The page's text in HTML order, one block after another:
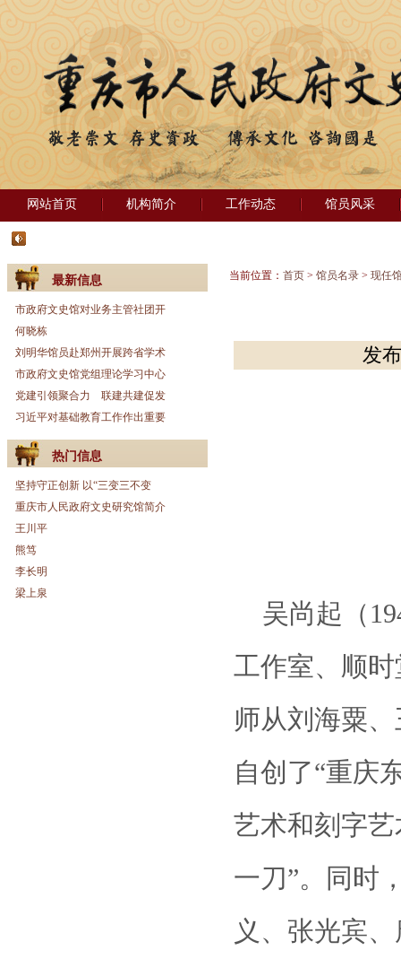
网站首页 机构简介 工作动态 馆员风采
最新信息
市政府文史馆对业务主管社团开
何晓栋
刘明华馆员赴郑州开展跨省学术
市政府文史馆党组理论学习中心
党建引领聚合力 联建共建促发
习近平对基础教育工作作出重要
热门信息
坚持守正创新 以“三变三不变
重庆市人民政府文史研究馆简介
王川平
熊笃
李长明
梁上泉
当前位置： 首页 > 馆员名录 > 现任
发
吴尚起（
工作室、顺
师从刘海粟
自创了“重庆
艺术和刻字
一刀”。同时
义、张光宾